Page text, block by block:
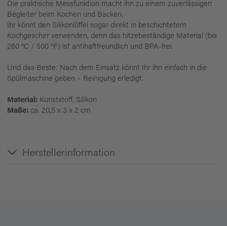
Die praktische Messfunktion macht ihn zu einem zuverlässigen
Begleiter beim Kochen und Backen.
Ihr könnt den Silikonlöffel sogar direkt in beschichtetem
Kochgeschirr verwenden, denn das hitzebeständige Material (bis
260 °C / 500 °F) ist antihaftfreundlich und BPA-frei.
Und das Beste: Nach dem Einsatz könnt Ihr ihn einfach in die
Spülmaschine geben – Reinigung erledigt.
Material: Kunststoff, Silikon
Maße: ca. 20,5 x 3 x 2 cm
Herstellerinformation